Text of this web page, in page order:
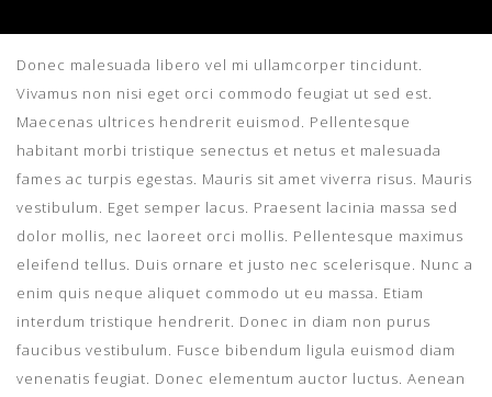
Donec malesuada libero vel mi ullamcorper tincidunt.
Vivamus non nisi eget orci commodo feugiat ut sed est.
Maecenas ultrices hendrerit euismod. Pellentesque
habitant morbi tristique senectus et netus et malesuada
fames ac turpis egestas. Mauris sit amet viverra risus. Mauris
vestibulum. Eget semper lacus. Praesent lacinia massa sed
dolor mollis, nec laoreet orci mollis. Pellentesque maximus
eleifend tellus. Duis ornare et justo nec scelerisque. Nunc a
enim quis neque aliquet commodo ut eu massa. Etiam
interdum tristique hendrerit. Donec in diam non purus
faucibus vestibulum. Fusce bibendum ligula euismod diam
venenatis feugiat. Donec elementum auctor luctus. Aenean